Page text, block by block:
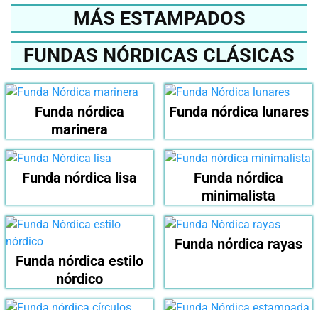
MÁS ESTAMPADOS
FUNDAS NÓRDICAS CLÁSICAS
Funda nórdica
marinera
Funda nórdica lunares
Funda nórdica lisa
Funda nórdica
minimalista
Funda nórdica estilo
nórdico
Funda nórdica rayas